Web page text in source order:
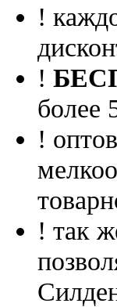
!
!
более
!
! так